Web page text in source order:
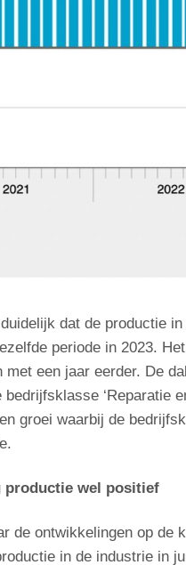
dat de productie
periode in 2023.
met een jaar eerder. De
‘Reparatie
groei waarbij de
wel positief
de ontwikkelingen op de
in de industrie in